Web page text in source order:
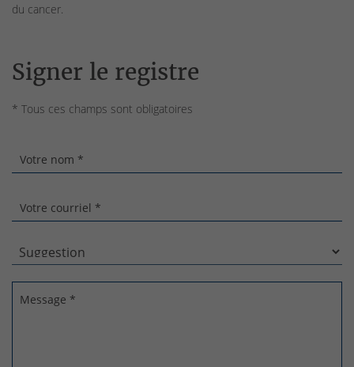
du cancer.
Signer le registre
* Tous ces champs sont obligatoires
Votre nom *
Votre courriel *
Message *